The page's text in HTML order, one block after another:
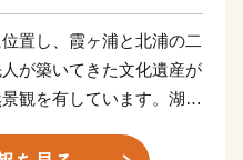
置し、霞ヶ浦と北浦の二
が築いてきた文化遺産が
観を有しています。湖と
かな風土に包まれて織り